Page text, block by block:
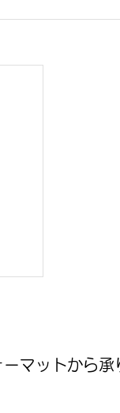
マットから承